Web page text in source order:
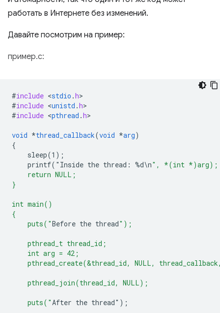
работать в Интернете без изменений.
Давайте посмотрим на пример:
пример.с:
#include <stdio .h
#include <unistd .h
#include <pthread .h>
void *thread_callback(void *arg)
{
sleep(1) ;
printf("Inside the thread : %d\n", *(int *)arg);
    return NULL;
}
int main()
{
    puts("
Before the thread");
    pthread_t thread_id;
    int arg = 42;
pthread_create(&thread_id, NULL,
    pthread_join(thread_id, NULL);
    puts("
After the thread" );